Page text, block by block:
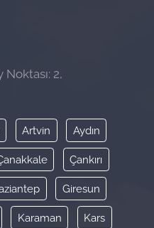
Noktası: 2,
Artvin Aydın
Çankırı
Giresun
Karaman Kars